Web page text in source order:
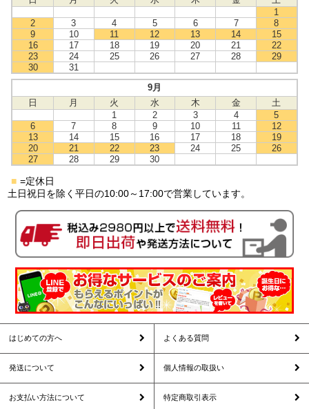
1
2
3 4 5 6 7
8
9
10 11 12 13 14
15
16
17 18 19 20 21
22
23
24 25 26 27 28
29
30
31
9月
日
月 火 水 木 金
土
1
2 3 4
5
6
7 8 9 10 11
12
13
14 15 16 17 18
19
20
21 22 23 24 25
26
27
28 29 30
■ =定休日
土日祝日を除く平日の10:00～17:00で営業しています。
はじめての方へ よくある質問
発送について 個人情報の取扱い
お支払い方法について 特定商取引表示